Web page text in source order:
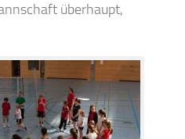
überhaupt,